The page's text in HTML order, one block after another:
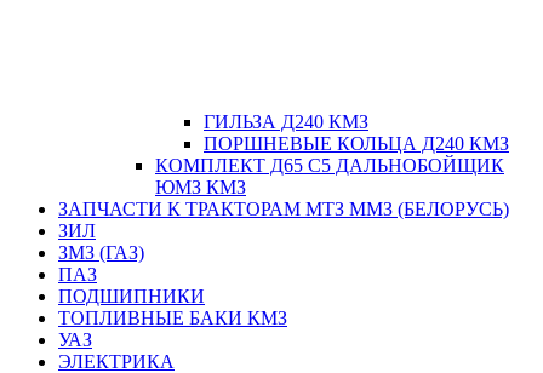
ГИЛЬЗА Д240 КМЗ
ПОРШНЕВЫЕ КОЛЬЦА Д240 КМЗ
КОМПЛЕКТ Д65 С5 ДАЛЬНОБОЙЩИК
ЮМЗ КМЗ
ЗАПЧАСТИ К ТРАКТОРАМ МТЗ ММЗ (БЕЛОРУСЬ)
ЗИЛ
ЗМЗ (ГАЗ)
ПАЗ
ПОДШИПНИКИ
ТОПЛИВНЫЕ БАКИ КМЗ
УАЗ
ЭЛЕКТРИКА